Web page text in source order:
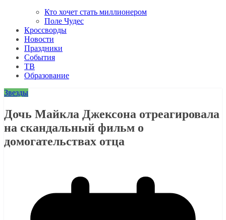
Кто хочет стать миллионером
Поле Чудес
Кроссворды
Новости
Праздники
События
ТВ
Образование
Звезды
Дочь Майкла Джексона отреагировала
на скандальный фильм о
домогательствах отца